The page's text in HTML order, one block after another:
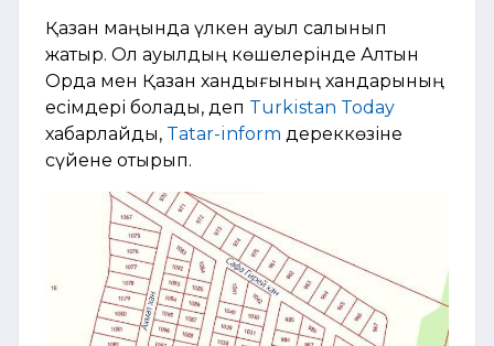
Қазан маңында үлкен ауыл салынып
жатыр. Ол ауылдың көшелерінде Алтын
Орда мен Қазан хандығының хандарының
есімдері болады, деп Turkistan Today
хабарлайды, Tatar-inform дереккөзіне
сүйене отырып.